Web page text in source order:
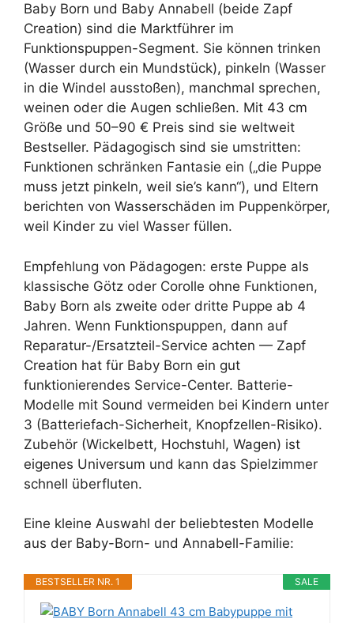
Baby Born und Baby Annabell (beide Zapf
Creation) sind die Marktführer im
Funktionspuppen-Segment. Sie können trinken
(Wasser durch ein Mundstück), pinkeln (Wasser
in die Windel ausstoßen), manchmal sprechen,
weinen oder die Augen schließen. Mit 43 cm
Größe und 50–90 € Preis sind sie weltweit
Bestseller. Pädagogisch sind sie umstritten:
Funktionen schränken Fantasie ein („die Puppe
muss jetzt pinkeln, weil sie’s kann“), und Eltern
berichten von Wasserschäden im Puppenkörper,
weil Kinder zu viel Wasser füllen.
Empfehlung von Pädagogen: erste Puppe als
klassische Götz oder Corolle ohne Funktionen,
Baby Born als zweite oder dritte Puppe ab 4
Jahren. Wenn Funktionspuppen, dann auf
Reparatur-/Ersatzteil-Service achten — Zapf
Creation hat für Baby Born ein gut
funktionierendes Service-Center. Batterie-
Modelle mit Sound vermeiden bei Kindern unter
3 (Batteriefach-Sicherheit, Knopfzellen-Risiko).
Zubehör (Wickelbett, Hochstuhl, Wagen) ist
eigenes Universum und kann das Spielzimmer
schnell überfluten.
Eine kleine Auswahl der beliebtesten Modelle
aus der Baby-Born- und Annabell-Familie:
SALE
BESTSELLER NR. 1